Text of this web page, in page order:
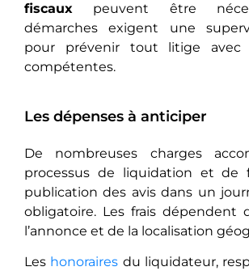
fiscaux peuvent être
démarches exigent une
pour prévenir tout litige avec
compétentes.
Les dépenses à anticiper
De nombreuses charges
processus de liquidation et de
publication des avis dans un
obligatoire. Les frais dépendent
l’annonce et de la localisation
Les honoraires du liquidateur,